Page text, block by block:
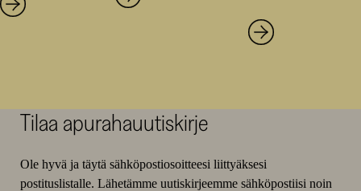
Tilaa apurahauutiskirje
Ole hyvä ja täytä sähköpostiosoitteesi liittyäksesi
postituslistalle. Lähetämme uutiskirjeemme sähköpostiisi noin